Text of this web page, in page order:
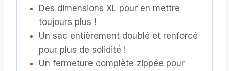
Des dimensions XL pour en mettre
toujours plus !
Un sac entièrement doublé et renforcé
pour plus de solidité !
Un fermeture complète zippée pour